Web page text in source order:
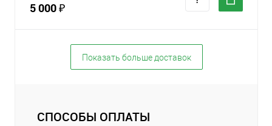
5 000 ₽
Показать больше доставок
СПОСОБЫ ОПЛАТЫ